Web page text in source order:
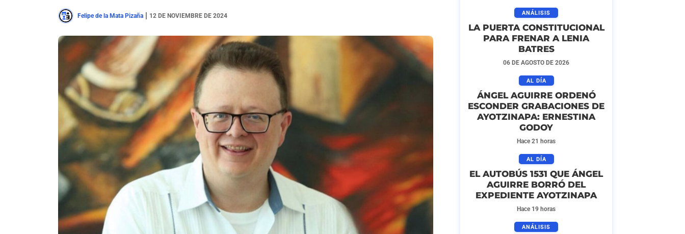
Felipe de la Mata Pizaña 12 DE NOVIEMBRE DE 2024 ANÁLISIS
LA PUERTA CONSTITUCIONAL
PARA FRENAR A LENIA
BATRES
06 DE AGOSTO DE 2026
AL DÍA
ÁNGEL AGUIRRE ORDENÓ
ESCONDER GRABACIONES DE
AYOTZINAPA: ERNESTINA
GODOY
Hace 21 horas
AL DÍA
EL AUTOBÚS 1531 QUE ÁNGEL
AGUIRRE BORRÓ DEL
EXPEDIENTE AYOTZINAPA
Hace 19 horas
ANÁLISIS